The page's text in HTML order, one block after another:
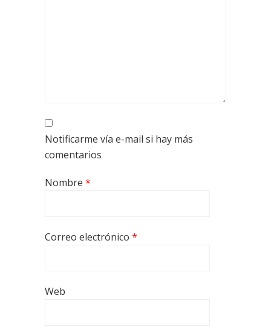
Notificarme vía e-mail si hay más
comentarios
Nombre *
Correo electrónico *
Web